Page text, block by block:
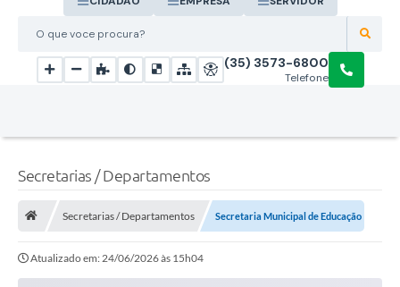
O que voce procura?
Telefone
(35) 3573-6800
Secretarias / Departamentos
Secretarias / Departamentos Secretaria Municipal de Educação
Atualizado em: 24/06/2026 às 15h04